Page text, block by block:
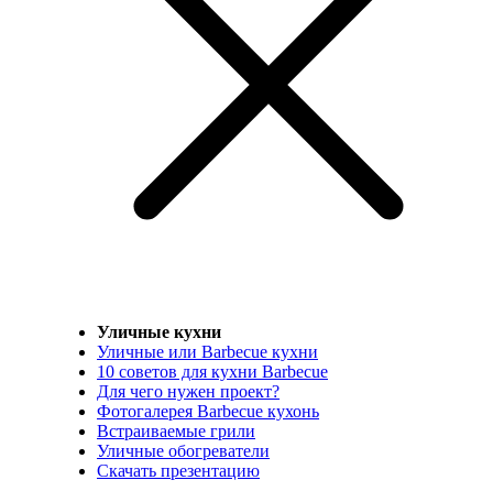
Уличные кухни
Уличные или Barbecue кухни
10 советов для кухни Barbecue
Для чего нужен проект?
Фотогалерея Barbecue кухонь
Встраиваемые грили
Уличные обогреватели
Скачать презентацию